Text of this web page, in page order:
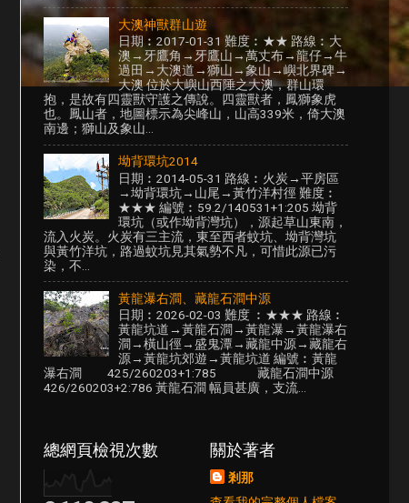
大澳神獸群山遊
日期︰2017-01-31 難度︰★★ 路線︰大
澳→牙鷹角→牙鷹山→萬丈布→龍仔→牛
過田→大澳道→獅山→象山→嶼北界碑→
大澳 位於大嶼山西陲之大澳，群山環
抱，是故有四靈獸守護之傳說。四靈獸者，鳳獅象虎
也。鳳山者，地圖標示為尖峰山，山高339米，倚大澳
南邊；獅山及象山...
坳背環坑2014
日期︰2014-05-31 路線︰火炭→平房區
→坳背環坑→山尾→黃竹洋村徑 難度︰
★★★ 編號︰59.2/140531+1:205 坳背
環坑（或作坳背灣坑），源起草山東南，
流入火炭。火炭有三主流，東至西者蚊坑、坳背灣坑
與黃竹洋坑，路過蚊坑見其氣勢不凡，可惜此源已污
染，不...
黃龍瀑右澗、藏龍石澗中源
日期︰2026-02-03 難度 ︰★★★ 路線︰
黃龍坑道→黃龍石澗→黃龍瀑→黃龍瀑右
澗→橫山徑→盛鬼潭→藏龍中源→藏龍右
源→黃龍坑郊遊→黃龍坑道 編號︰黃龍
瀑右澗 425/260203+1:785 藏龍石澗中源
426/260203+2:786 黃龍石澗 幅員甚廣，支流...
總網頁檢視次數 關於著者
剎那